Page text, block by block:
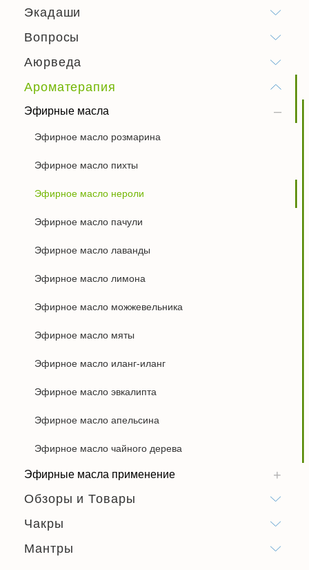
Экадаши
Вопросы
Аюрведа
Ароматерапия
Эфирные масла
Эфирное масло розмарина
Эфирное масло пихты
Эфирное масло нероли
Эфирное масло пачули
Эфирное масло лаванды
Эфирное масло лимона
Эфирное масло можжевельника
Эфирное масло мяты
Эфирное масло иланг-иланг
Эфирное масло эвкалипта
Эфирное масло апельсина
Эфирное масло чайного дерева
Эфирные масла применение
Обзоры и Товары
Чакры
Мантры